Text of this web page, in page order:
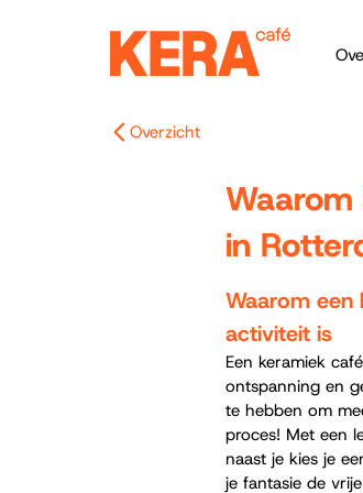
Overzicht
in
Waarom
activiteit is
Een keramiek
ontspanning en
te hebben om
proces! Met een
naast je kies je
je fantasie de